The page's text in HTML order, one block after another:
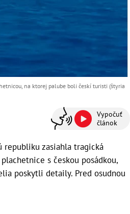
na ktorej palube boli českí turisti (štyria
Vypočuť
článok
republiku zasiahla tragická
s českou posádkou,
poskytli detaily. Pred osudnou